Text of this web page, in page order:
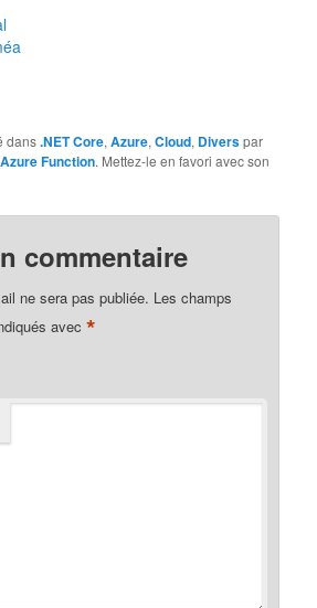
dans.NET Core,Azure,Cloud, Diverspar
Azure Function. Mettez-le en favori avec son
commentaire
ne sera pas publiée. Les champs
avec*